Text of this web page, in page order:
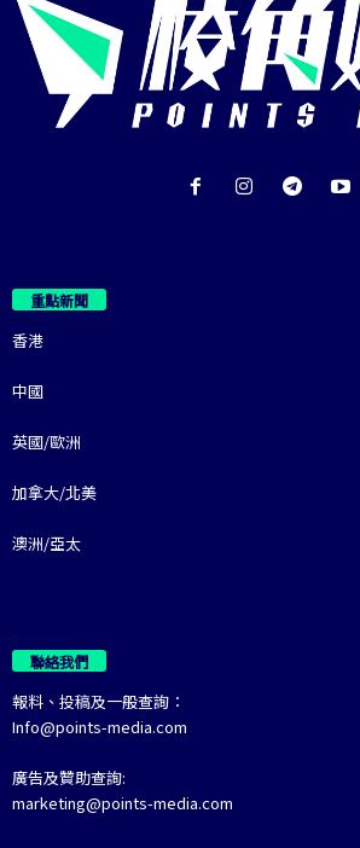
重點新聞
香港
中國
英國/歐洲
加拿大/北美
澳洲/亞太
聯絡我們
報料、投稿及一般查詢：
Info@points-media.com
廣告及贊助查詢:
marketing@points-media.com